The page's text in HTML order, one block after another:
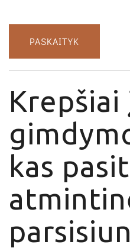
PASKAITYK
Krepšiai
kas